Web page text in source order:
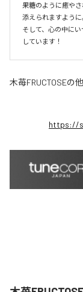
果糖のように癒や
添えられますように
そして、心の中に
しています！
木苺FRUCTOSEの
https://